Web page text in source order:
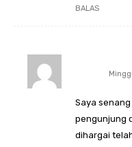
BALAS
Saya
pengunjung
dihargai